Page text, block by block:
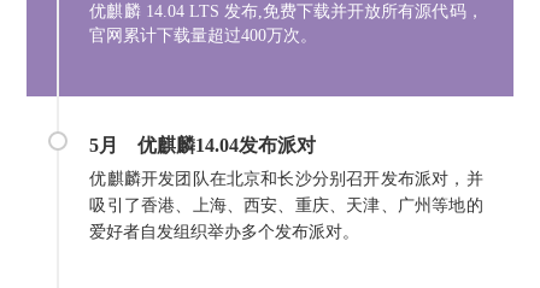
优麒麟 14.04 LTS 发布,免费下载并开放所有源代码，
官网累计下载量超过400万次。
5月 优麒麟14.04发布派对
优麒麟开发团队在北京和长沙分别召开发布派对，并
吸引了香港、上海、西安、重庆、天津、广州等地的
爱好者自发组织举办多个发布派对。